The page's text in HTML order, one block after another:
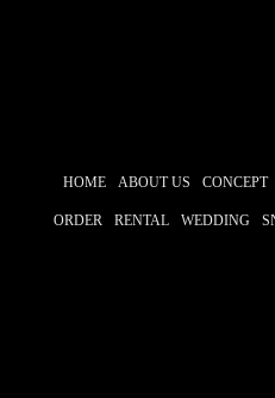
HOME ABOUT US CONCEPT
ORDER RENTAL WEDDING